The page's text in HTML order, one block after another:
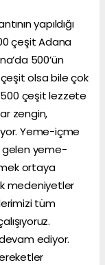
yapıldığı
çeşit Adana
500’ün
olsa bile çok
çeşit lezzete
zengin,
Yeme-içme
gelen yeme-
ortaya
medeniyetler
tüm
ediyor.